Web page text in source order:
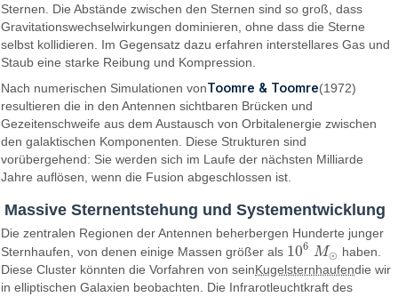
Sternen. Die Abstände zwischen den Sternen sind so groß, dass
Gravitationswechselwirkungen dominieren, ohne dass die Sterne
selbst kollidieren. Im Gegensatz dazu erfahren interstellares Gas und
Staub eine starke Reibung und Kompression.
Nach numerischen Simulationen vonToomre & Toomre(1972)
resultieren die in den Antennen sichtbaren Brücken und
Gezeitenschweife aus dem Austausch von Orbitalenergie zwischen
den galaktischen Komponenten. Diese Strukturen sind
vorübergehend: Sie werden sich im Laufe der nächsten Milliarde
Jahre auflösen, wenn die Fusion abgeschlossen ist.
Massive Sternentstehung und Systementwicklung
Die zentralen Regionen der Antennen beherbergen Hunderte junger
Sternhaufen, von denen einige Massen größer als 106 M⊙
106 M⊙
haben.
Diese Cluster könnten die Vorfahren von seinKugelsternhaufendie wir
in elliptischen Galaxien beobachten. Die Infrarotleuchtkraft des